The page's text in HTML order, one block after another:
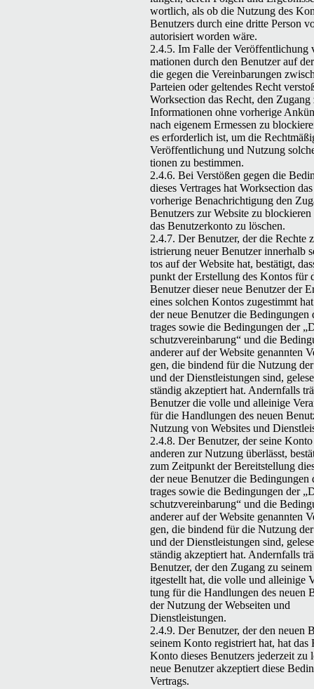
wortlich, als ob die Nutzung des
Benutzers durch eine dritte Per­son
autorisiert wor­den wäre.
2.4.5. Im Falle der
ma­tio­nen durch den Benutzer auf
die gegen die Vere­in­barun­gen
Parteien oder gel­tendes Recht
Work­sec­tion das Recht, den Zugang
Infor­ma­tio­nen ohne vorherige
nach eigen­em Ermessen zu
es erforder­lich ist, um die
Veröf­fentlichung und Nutzung
tio­nen zu bestimmen.
2.4.6. Bei Ver­stößen gegen die
dieses Ver­trages hat Work­sec­tion
vorherige Benachrich­ti­gung den
Benutzers zur Web­site zu
das Benutzerkon­to zu löschen.
2.4.7. Der Benutzer, der die Rechte
istrierung neuer Benutzer inner­halb
tos auf der Web­site hat, bestätigt,
punkt der Erstel­lung des Kon­tos für
Benutzer dieser neue Benutzer der
eines solchen Kon­tos zuges­timmt
der neue Benutzer die Bedin­gun­gen
trages sowie die Bedin­gun­gen der „
schutzvere­in­barung“ und die
ander­er auf der Web­site genan­nten
gen, die bindend für die Nutzung
und der Dien­stleis­tun­gen sind,
ständig akzep­tiert hat. Andern­falls
Benutzer die volle und alleinige
für die Hand­lun­gen des neuen
Nutzung von Web­sites und
2.4.8. Der Benutzer, der seine
anderen zur Nutzung über­lässt,
zum Zeit­punkt der Bere­it­stel­lung
der neue Benutzer die Bedin­gun­gen
trages sowie die Bedin­gun­gen der „
schutzvere­in­barung“ und die
ander­er auf der Web­site genan­nten
gen, die bindend für die Nutzung
und der Dien­stleis­tun­gen sind,
ständig akzep­tiert hat. Andern­falls
Benutzer, der den Zugang zu
it­gestellt hat, die volle und alleinige
tung für die Hand­lun­gen des neuen
der Nutzung der Web­seit­en und
Dienstleistungen.
2.4.9. Der Benutzer, der den neuen
seinem Kon­to reg­istri­ert hat, hat das
Kon­to dieses Benutzers jed­erzeit zu
neue Benutzer akzep­tiert diese
Vertrags.